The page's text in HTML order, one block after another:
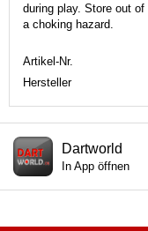
during play. Store out
a choking hazard.
Artikel-Nr.
Hersteller
Dartworld
In App öffnen